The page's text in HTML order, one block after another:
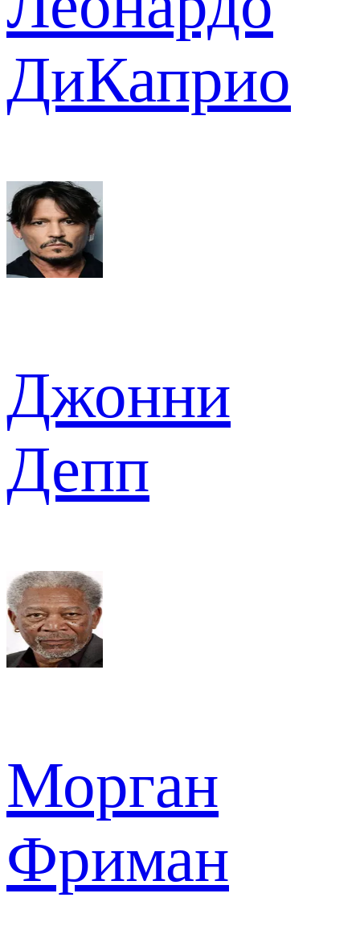
ДиКаприо
Джонни
Депп
Морган
Фриман